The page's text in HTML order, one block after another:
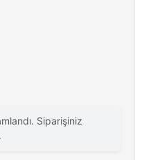
Siparişiniz